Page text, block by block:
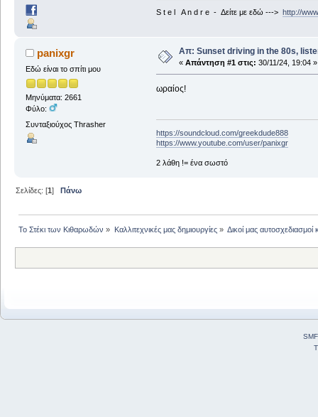
S t e l A n d r e - Δείτε με εδώ ---> http://
panixgr
Εδώ είναι το σπίτι μου
Μηνύματα: 2661
Φύλο:
Συνταξιούχος Thrasher
Απ: Sunset driving in the 80s,
« Απάντηση #1 στις: 30/11/24, 19:04 »
ωραίος!
https://soundcloud.com/greekdude888
https://www.youtube.com/user/panixgr
2 λάθη != ένα σωστό
Σελίδες: [1]Πάνω
Το Στέκι των Κιθαρωδών » Καλλιτεχνικές μας δημιουργίες» Δικοί μας αυτοσχεδιασμοί